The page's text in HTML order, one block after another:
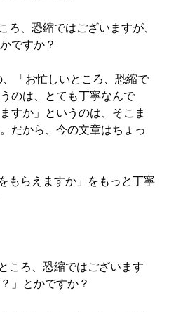
ろ、恐縮ではございますが、
ですか？
「お忙しいところ、恐縮で
のは、とても丁寧なんで
すか」というのは、そこま
だから、今の文章はちょっ
もらえますか」をもっと丁寧
ころ、恐縮ではございます
」とかですか？